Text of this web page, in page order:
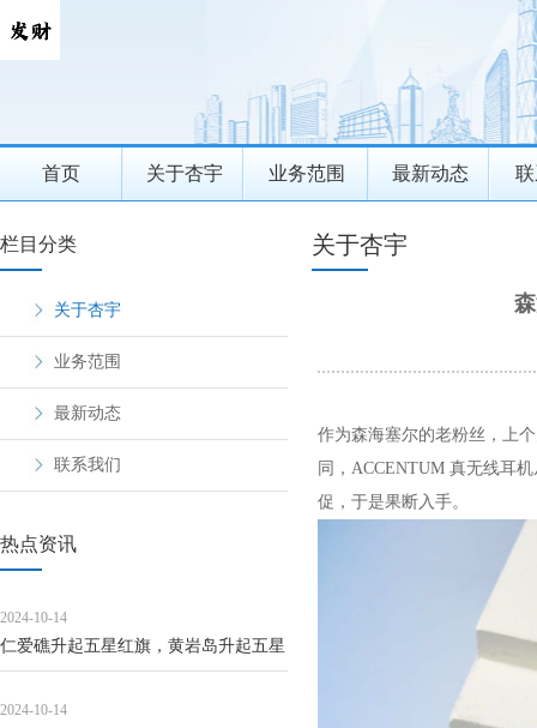
首页 关于杏宇 业务范围 最新动态
栏目分类
关于杏宇
业务范围
最新动态
联系我们
热点资讯
2024-10-14
仁爱礁升起五星红旗，黄岩岛升起五星
2024-10-14
关于杏宇
作为森海塞尔的老粉丝，上
同，ACCENTUM 真无线耳
促，于是果断入手。